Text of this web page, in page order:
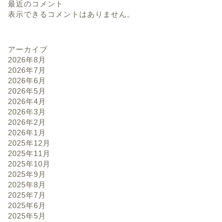
最近のコメント
表示できるコメントはありません。
アーカイブ
2026年8月
2026年7月
2026年6月
2026年5月
2026年4月
2026年3月
2026年2月
2026年1月
2025年12月
2025年11月
2025年10月
2025年9月
2025年8月
2025年7月
2025年6月
2025年5月